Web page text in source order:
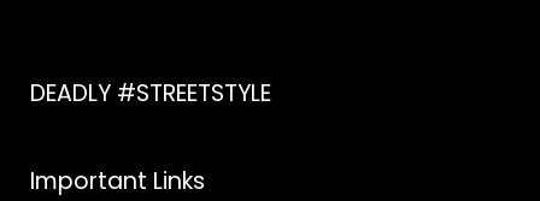
DEADLY #STREETSTYLE
Important Links